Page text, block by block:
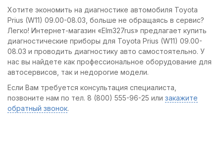
Хотите экономить на диагностике автомобиля Toyota
Prius (W11) 09.00-08.03, больше не обращаясь в сервис?
Легко! Интернет-магазин «Elm327rus» предлагает купить
диагностические приборы для Toyota Prius (W11) 09.00-
08.03 и проводить диагностику авто самостоятельно. У
нас вы найдете как профессиональное оборудование для
автосервисов, так и недорогие модели.
Если Вам требуется консультация специалиста,
позвоните нам по тел. 8 (800) 555-96-25 или закажите
обратный звонок.